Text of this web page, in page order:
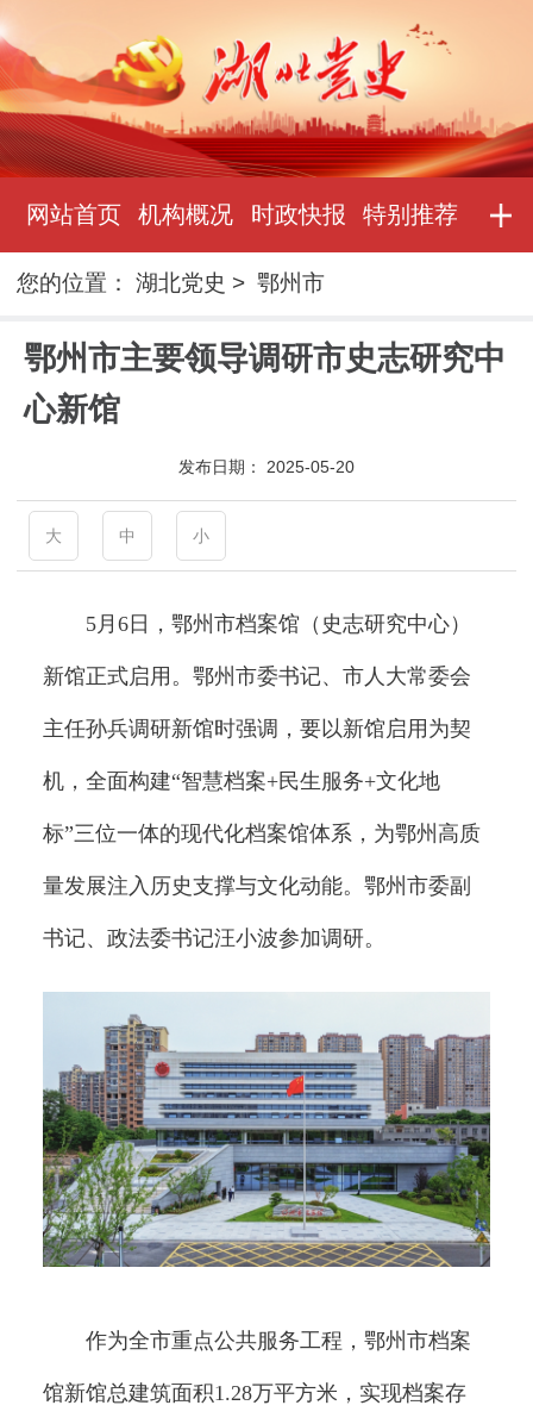
网站首页 机构概况 时政快报 特别推荐
您的位置：湖北党史 >鄂州市
鄂州市主要领导调研市史志研究中
心新馆
发布日期： 2025-05-20
大 中 小
5月6日，鄂州市档案馆（史志研究中心）
新馆正式启用。鄂州市委书记、市人大常委会
主任孙兵调研新馆时强调，要以新馆启用为契
机，全面构建“智慧档案+民生服务+文化地
标”三位一体的现代化档案馆体系，为鄂州高质
量发展注入历史支撑与文化动能。鄂州市委副
书记、政法委书记汪小波参加调研。
作为全市重点公共服务工程，鄂州市档案
馆新馆总建筑面积1.28万平方米，实现档案存